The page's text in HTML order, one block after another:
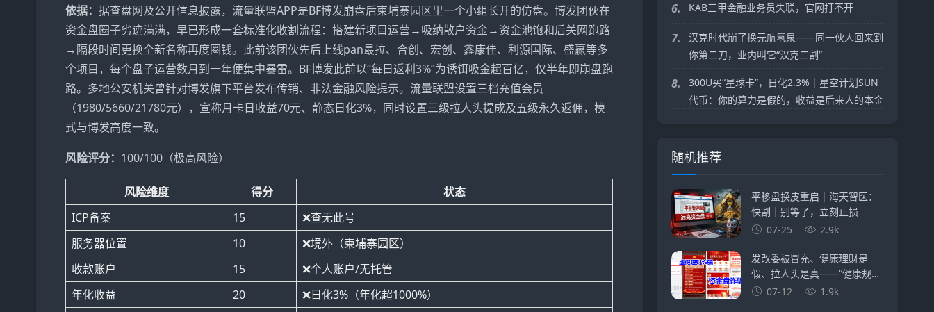
依据： 据查盘网及公开信息披露，流量联盟APP是BF博发崩盘后柬埔寨园区里一个小组长开的仿盘。博发团伙在
资金盘圈子劣迹满满，早已形成一套标准化收割流程：搭建新项目运营→吸纳散户资金→资金池饱和后关网跑路
→隔段时间更换全新名称再度圈钱。此前该团伙先后上线pan最拉、合创、宏创、鑫康佳、 利源国际、盛赢等多
个项目，每个盘子运营数月到一年便集中暴雷。BF博发此前以“每日返利3%”为诱饵吸金超百亿，仅半年即崩盘跑
路。多地公安机关曾针对博发旗下平台发布传销、非法金融风险提示。流量联盟设置三档充值会员
（1980/5660/21780元），宣称月卡日收益70元、静态日化3%，同时设置三级拉人头提成及五级永久返佣，模
式与博发高度一致。
风险评分： 100/100（极高风险）
风险维度 得分
状态
ICP备案
15
❌查无此号
服务器位置
10
❌境外（柬埔寨园区）
收款账户
15
❌个人账户/无托管
年化收益
20
❌日化3%（年化超1000%）
6. KAB三甲金融业务员失联，官网打不开
7.
汉克时代崩了换元航氢泉——同一伙人回来割
你第二刀，业内叫它“汉克二割”
8.
300U买“星球卡”，日化2.3%｜星空计划SUN
代币：你的算力是假的，收益是后来人的本金
随机推荐
平移盘换皮重启｜海天智医：
快割｜别等了，立刻止损
07-25
2.9k
发改委被冒充、健康理财是
假、拉人头是真——“健康规
划”APP换了名字，没换套路
07-12 1.9k